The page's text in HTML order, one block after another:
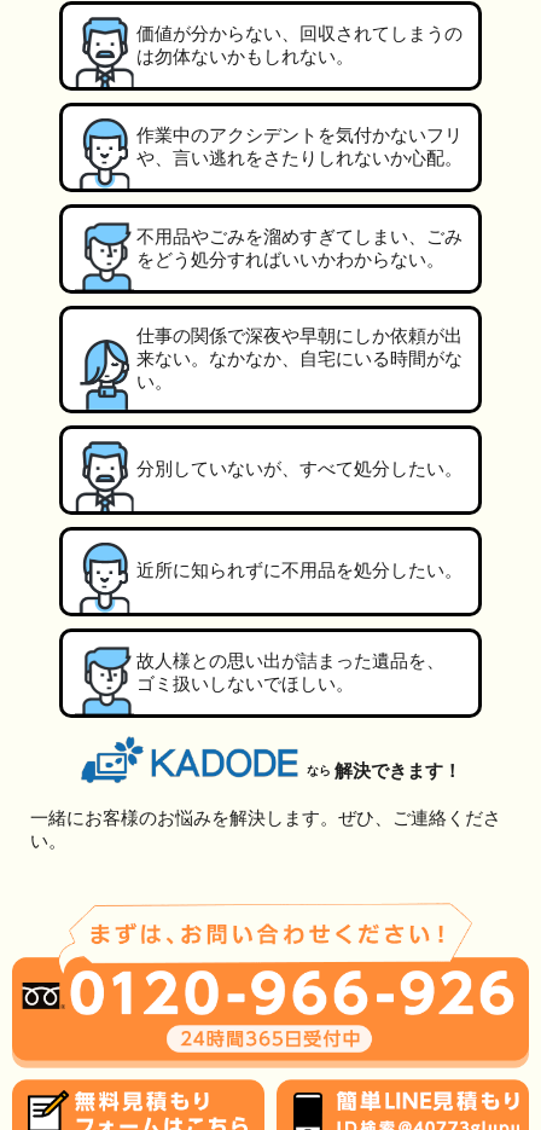
価値が分からない、回収されてしまうの
は勿体ないかもしれない。
作業中のアクシデントを気付かないフリ
や、言い逃れをさたりしれないか心配。
不用品やごみを溜めすぎてしまい、ごみ
をどう処分すればいいかわからない。
仕事の関係で深夜や早朝にしか依頼が出
来ない。なかなか、自宅にいる時間がな
い。
分別していないが、すべて処分したい。
近所に知られずに不用品を処分したい。
故人様との思い出が詰まった遺品を、
ゴミ扱いしないでほしい。
なら 解決できます！
一緒にお客様のお悩みを解決します。ぜひ、ご連絡くださ
い。